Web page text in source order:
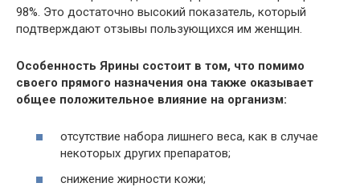
98%. Это достаточно высокий показатель, который
подтверждают отзывы пользующихся им женщин.
Особенность Ярины состоит в том, что помимо
своего прямого назначения она также оказывает
общее положительное влияние на организм:
отсутствие набора лишнего веса, как в случае
некоторых других препаратов;
снижение жирности кожи;